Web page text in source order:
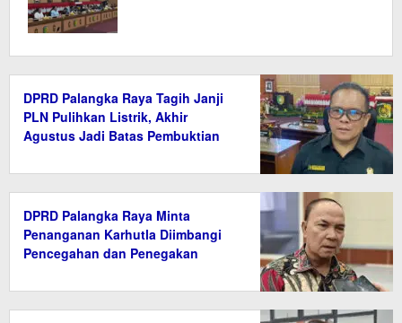
DPRD Palangka Raya Tagih Janji
PLN Pulihkan Listrik, Akhir
Agustus Jadi Batas Pembuktian
DPRD Palangka Raya Minta
Penanganan Karhutla Diimbangi
Pencegahan dan Penegakan